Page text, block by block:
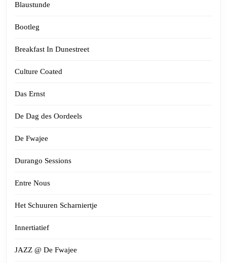
Blaustunde
Bootleg
Breakfast In Dunestreet
Culture Coated
Das Ernst
De Dag des Oordeels
De Fwajee
Durango Sessions
Entre Nous
Het Schuuren Scharniertje
Innertiatief
JAZZ @ De Fwajee